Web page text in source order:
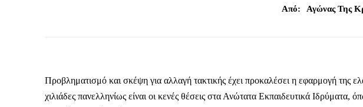
Από: Αγώνας Της
Προβληματισμό και σκέψη για αλλαγή τακτικής έχει προκαλέσει η εφαρμογή της
χιλιάδες πανελληνίως είναι οι κενές θέσεις στα Ανώτατα Εκπαιδευτικά